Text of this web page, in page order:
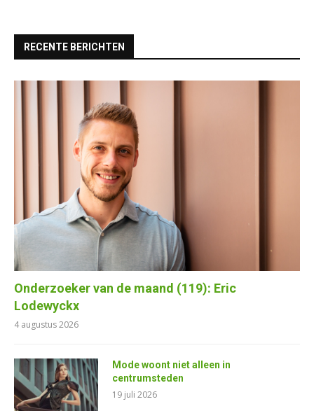
RECENTE BERICHTEN
Onderzoeker van de maand (119): Eric
Lodewyckx
4 augustus 2026
Mode woont niet alleen in
centrumsteden
19 juli 2026